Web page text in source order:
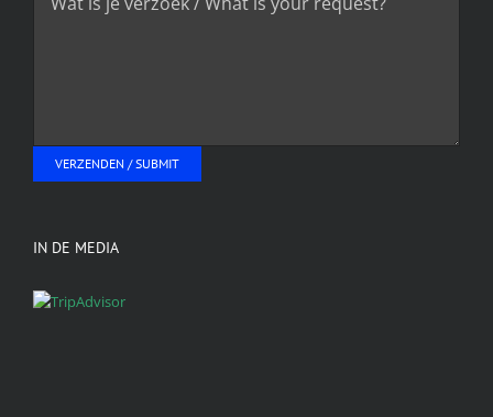
IN DE MEDIA